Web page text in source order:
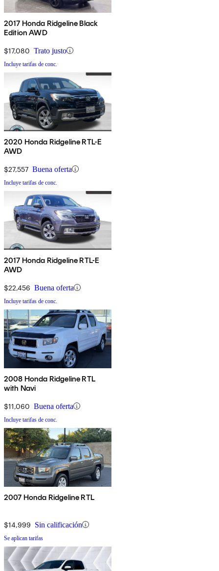
2017 Honda Ridgeline Black
Edition AWD
$17,080 Trato justo
Incluye tarifas de conc.
2020 Honda Ridgeline RTL-E
AWD
$27,557 Buena oferta
Incluye tarifas de conc.
2017 Honda Ridgeline RTL-E
AWD
$22,456 Buena oferta
Incluye tarifas de conc.
2008 Honda Ridgeline RTL
with Navi
$11,060 Buena oferta
Incluye tarifas de conc.
2007 Honda Ridgeline RTL
$14,999 Sin calificación
Se aplican tarifas